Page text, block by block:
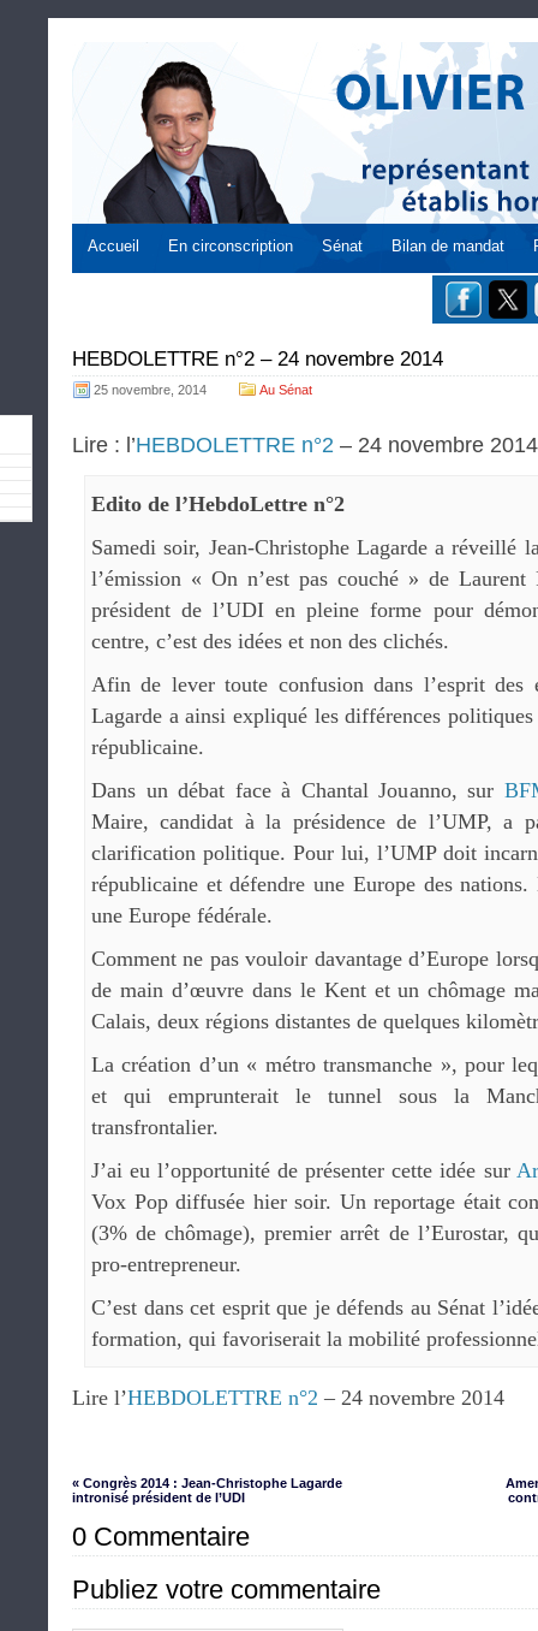
Accueil En circonscription Sénat Bilan de mandat
HEBDOLETTRE n°2 – 24 novembre 2014
25 novembre, 2014 Au Sénat
Lire : l’HEBDOLETTRE n°2 – 24 novembre 2014
Edito de l’HebdoLettre n°2
Samedi soir, Jean-Christophe Lagarde a réveillé
l’émission « On n’est pas couché » de
président de l’UDI en pleine forme pour
centre, c’est des idées et non des clichés.
Afin de lever toute confusion dans l’esprit des
Lagarde a ainsi expliqué les différences
républicaine.
Dans un débat face à Chantal Jouanno, sur
Maire, candidat à la présidence de l’UMP, a
clarification politique. Pour lui, l’UMP doit
républicaine et défendre une Europe des
une Europe fédérale.
Comment ne pas vouloir davantage d’Europe
de main d’œuvre dans le Kent et un chômage
Calais, deux régions distantes de quelques
La création d’un « métro transmanche », pour
et qui emprunterait le tunnel sous la
transfrontalier.
J’ai eu l’opportunité de présenter cette idée sur
Vox Pop diffusée hier soir. Un reportage était
(3% de chômage), premier arrêt de l’Eurostar,
pro-entrepreneur.
C’est dans cet esprit que je défends au Sénat
formation, qui favoriserait la mobilité
Lire l’HEBDOLETTRE n°2 – 24 novembre 2014
« Congrès 2014 : Jean-Christophe Lagarde
intronisé président de l’UDI
0 Commentaire
Publiez votre commentaire